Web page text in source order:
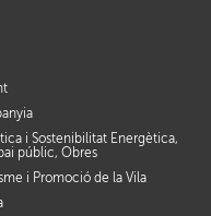
i Sostenibilitat Energètica,
públic, Obres
i Promoció de la Vila